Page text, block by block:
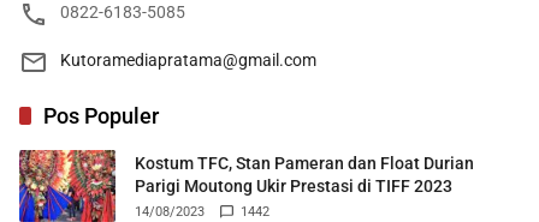
0822-6183-5085
Kutoramediapratama@gmail.com
Pos Populer
Kostum TFC, Stan Pameran dan Float Durian
Parigi Moutong Ukir Prestasi di TIFF 2023
14/08/2023 1442